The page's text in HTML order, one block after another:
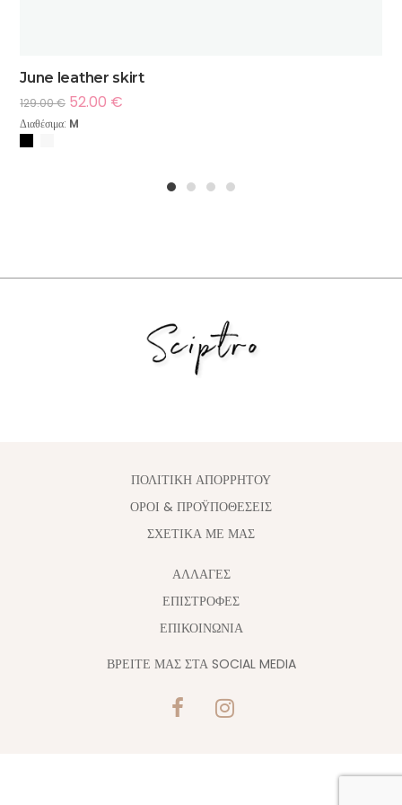
June leather skirt
129.00€ 52.00 €
Διαθέσιμα: M
ΠΟΛΙΤΙΚΗ ΑΠΟΡΡΗΤΟΥ
ΟΡΟΙ & ΠΡΟΫΠΟΘΕΣΕΙΣ
ΣΧΕΤΙΚΑ ΜΕ ΜΑΣ
ΑΛΛΑΓΈΣ
ΕΠΙΣΤΡΟΦΕΣ
ΕΠΙΚΟΙΝΩΝΙΑ
ΒΡΕΙΤΕ ΜΑΣ ΣΤΑ SOCIAL MEDIA